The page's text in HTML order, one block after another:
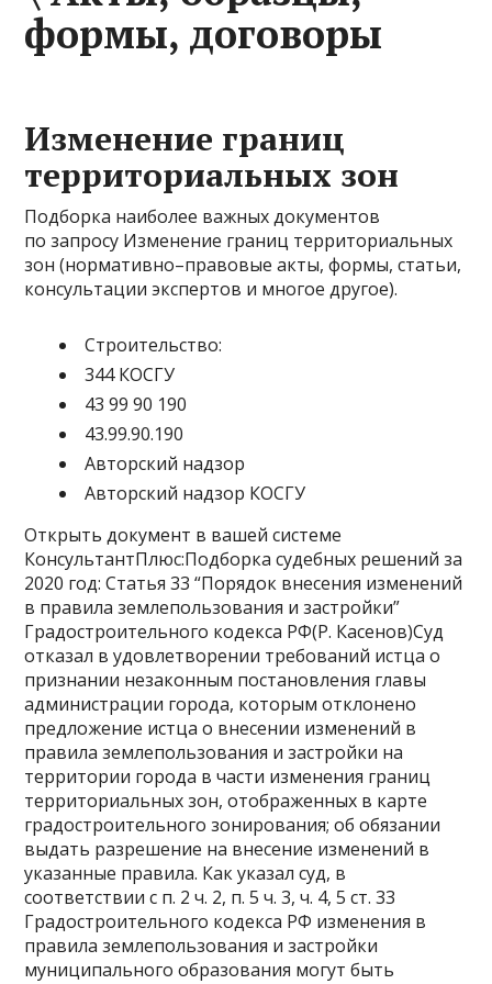
формы, договоры
Изменение границ
территориальных зон
Подборка наиболее важных документов
по запросу Изменение границ территориальных
зон (нормативно–правовые акты, формы, статьи,
консультации экспертов и многое другое).
Строительство:
344 КОСГУ
43 99 90 190
43.99.90.190
Авторский надзор
Авторский надзор КОСГУ
Открыть документ в вашей системе
КонсультантПлюс:Подборка судебных решений за
2020 год: Статья 33 “Порядок внесения изменений
в правила землепользования и застройки”
Градостроительного кодекса РФ(Р. Касенов)Суд
отказал в удовлетворении требований истца о
признании незаконным постановления главы
администрации города, которым отклонено
предложение истца о внесении изменений в
правила землепользования и застройки на
территории города в части изменения границ
территориальных зон, отображенных в карте
градостроительного зонирования; об обязании
выдать разрешение на внесение изменений в
указанные правила. Как указал суд, в
соответствии с п. 2 ч. 2, п. 5 ч. 3, ч. 4, 5 ст. 33
Градостроительного кодекса РФ изменения в
правила землепользования и застройки
муниципального образования могут быть